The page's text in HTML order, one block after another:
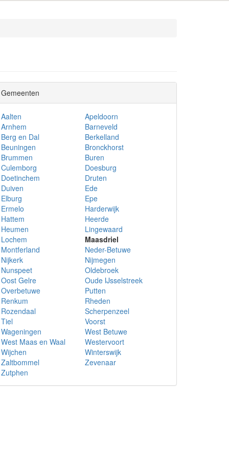
Gemeenten
Aalten
Apeldoorn
Arnhem
Barneveld
Berg en Dal
Berkelland
Beuningen
Bronckhorst
Brummen
Buren
Culemborg
Doesburg
Doetinchem
Druten
Duiven
Ede
Elburg
Epe
Ermelo
Harderwijk
Hattem
Heerde
Heumen
Lingewaard
Lochem
Maasdriel
Montferland
Neder-Betuwe
Nijkerk
Nijmegen
Nunspeet
Oldebroek
Oost Gelre
Oude IJsselstreek
Overbetuwe
Putten
Renkum
Rheden
Rozendaal
Scherpenzeel
Tiel
Voorst
Wageningen
West Betuwe
West Maas en Waal
Westervoort
Wijchen
Winterswijk
Zaltbommel
Zevenaar
Zutphen